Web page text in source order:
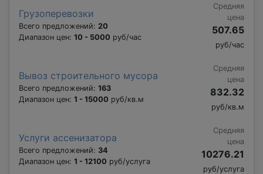
Грузоперевозки
Всего предложений: 20
Диапазон цен: 10 - 5000 руб/час
Средняя
цена
507.65
руб/час
Вывоз строительного мусора
Всего предложений: 163
Диапазон цен: 1 - 15000 руб/кв.м
Средняя
цена
832.32
руб/кв.м
Услуги ассенизатора
Всего предложений: 34
Диапазон цен: 1 - 12100 руб/услуга
Средняя
цена
10276.21
руб/услуга